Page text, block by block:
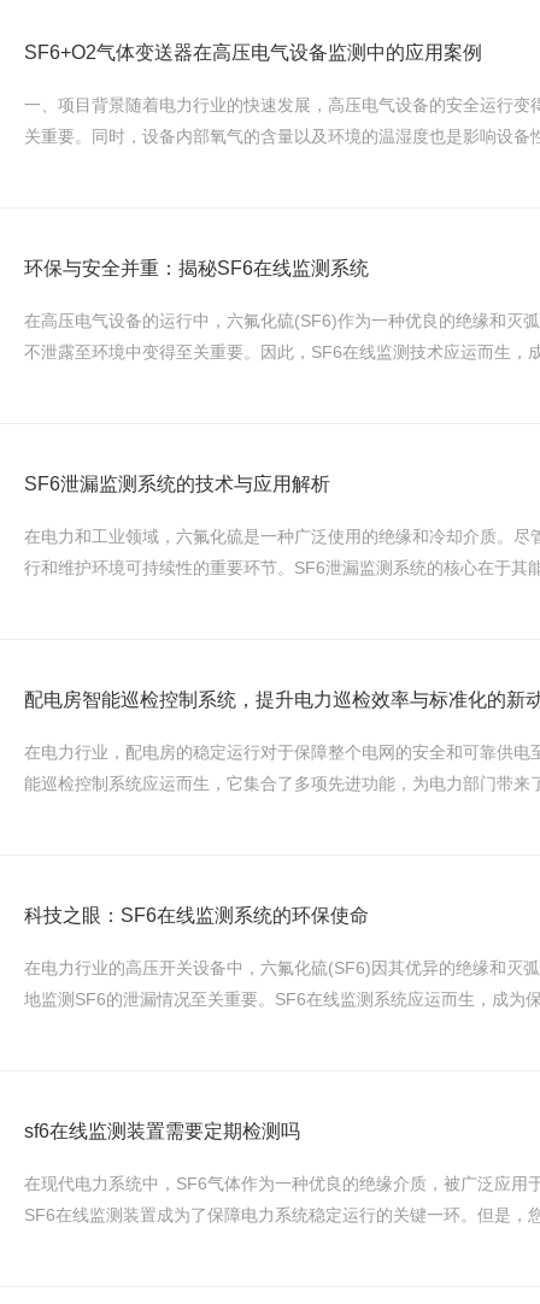
SF6+O2气体变送器在高压电气设备监测中的应用案例
一、项目背景随着电力行业的快速发展，高压电气设备的安全运行
关重要。同时，设备内部氧气的含量以及环境的温湿度也是影响设备
环保与安全并重：揭秘SF6在线监测系统
在高压电气设备的运行中，六氟化硫(SF6)作为一种优良的绝缘和灭
不泄露至环境中变得至关重要。因此，SF6在线监测技术应运而生，
SF6泄漏监测系统的技术与应用解析
在电力和工业领域，六氟化硫是一种广泛使用的绝缘和冷却介质。
行和维护环境可持续性的重要环节。SF6泄漏监测系统的核心在于其
配电房智能巡检控制系统，提升电力巡检效率与标准化的新
在电力行业，配电房的稳定运行对于保障整个电网的安全和可靠供
能巡检控制系统应运而生，它集合了多项先进功能，为电力部门带来
科技之眼：SF6在线监测系统的环保使命
在电力行业的高压开关设备中，六氟化硫(SF6)因其优异的绝缘和灭
地监测SF6的泄漏情况至关重要。SF6在线监测系统应运而生，成为
sf6在线监测装置需要定期检测吗
在现代电力系统中，SF6气体作为一种优良的绝缘介质，被广泛应
SF6在线监测装置成为了保障电力系统稳定运行的关键一环。但是，